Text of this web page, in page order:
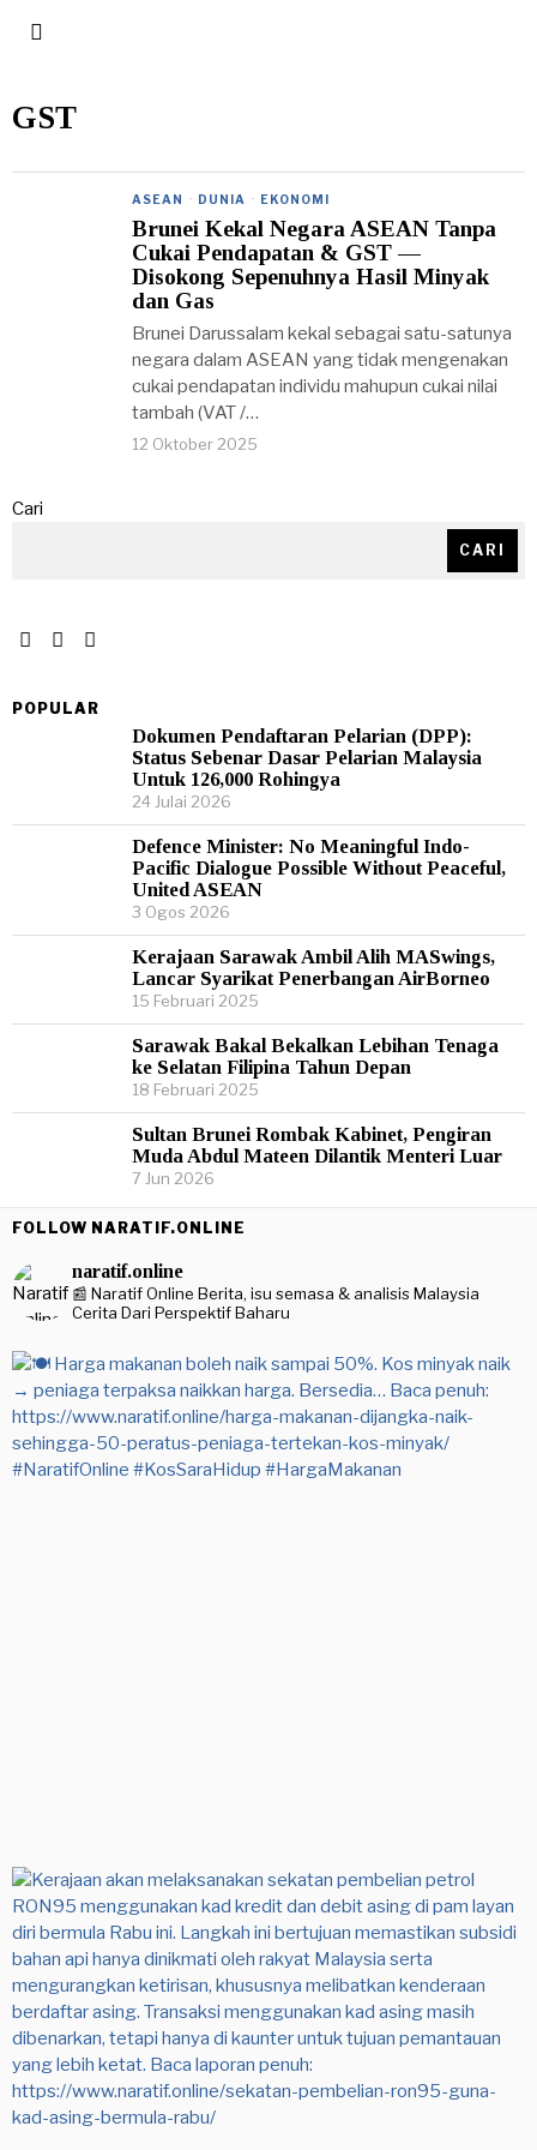
GST
ASEAN · DUNIA · EKONOMI
Brunei Kekal Negara ASEAN Tanpa
Cukai Pendapatan & GST —
Disokong Sepenuhnya Hasil Minyak
dan Gas
Brunei Darussalam kekal sebagai satu-satunya
negara dalam ASEAN yang tidak mengenakan
cukai pendapatan individu mahupun cukai nilai
tambah (VAT /…
12 Oktober 2025
Cari
CARI
POPULAR
Dokumen Pendaftaran Pelarian (DPP):
Status Sebenar Dasar Pelarian Malaysia
Untuk 126,000 Rohingya
24 Julai 2026
Defence Minister: No Meaningful Indo-
Pacific Dialogue Possible Without Peaceful,
United ASEAN
3 Ogos 2026
Kerajaan Sarawak Ambil Alih MASwings,
Lancar Syarikat Penerbangan AirBorneo
15 Februari 2025
Sarawak Bakal Bekalkan Lebihan Tenaga
ke Selatan Filipina Tahun Depan
18 Februari 2025
Sultan Brunei Rombak Kabinet, Pengiran
Muda Abdul Mateen Dilantik Menteri Luar
7 Jun 2026
FOLLOW NARATIF.ONLINE
naratif.online
📰 Naratif Online Berita, isu semasa & analisis Malaysia
Cerita Dari Perspektif Baharu